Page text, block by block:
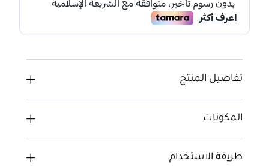
تفاصيل المنتج
المكونات
طريقة الاستخدام